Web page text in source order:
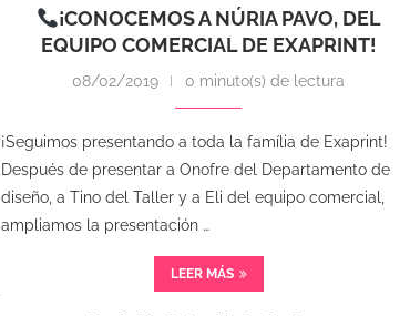
¡CONOCEMOS A NÚRIA PAVO, DEL
EQUIPO COMERCIAL DE EXAPRINT!
08/02/2019 0 minuto(s) de lectura
¡Seguimos presentando a toda la família de Exaprint!
Después de presentar a Onofre del Departamento de
diseño, a Tino del Taller y a Eli del equipo comercial,
ampliamos la presentación …
LEER MÁS